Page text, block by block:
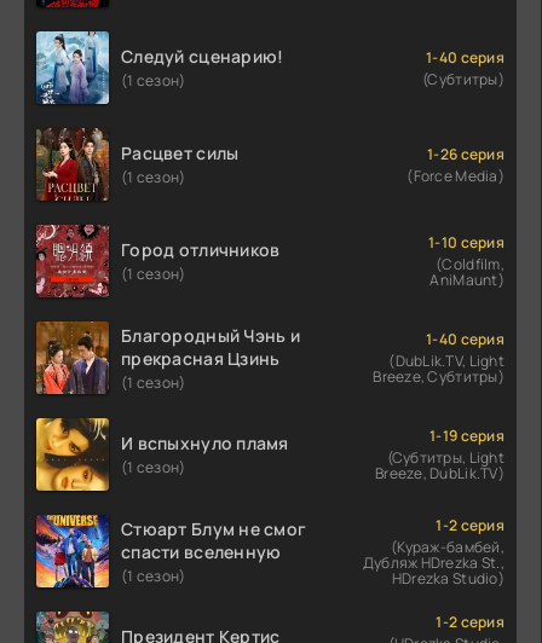
Следуй сценарию!
(1 сезон)
1-40 серия
(Субтитры)
Расцвет силы
(1 сезон)
1-26 серия
(Force Media)
Город отличников
(1 сезон)
1-10 серия
(Coldfilm,
AniMaunt)
Благородный Чэнь и
прекрасная Цзинь
(1 сезон)
1-40 серия
(DubLik.TV, Light
Breeze, Субтитры)
И вспыхнуло пламя
(1 сезон)
1-19 серия
(Субтитры, Light
Breeze, DubLik.TV)
Стюарт Блум не смог
спасти вселенную
(1 сезон)
1-2 серия
(Кураж-бамбей,
Дубляж HDrezka St.,
HDrezka Studio)
Президент Кертис
1-2 серия